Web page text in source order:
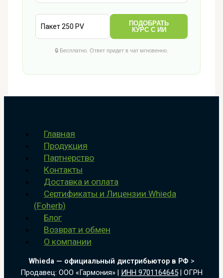
ПОДОБРАТЬ
КУРС С ИИ
🔒 Бесплатно. Ответ придет в чат мгновенно.
Главная
Продукция
Партнерство
Контакты
Доставка и оплата
Сертификаты и Лицензии Whieda
(Foherb)
Блог
Возврат и обмен
О компании
Whieda — официальный дистрибьютор в РФ >
Продавец: ООО «Гармония» | ИНН 9701164645 | ОГРН